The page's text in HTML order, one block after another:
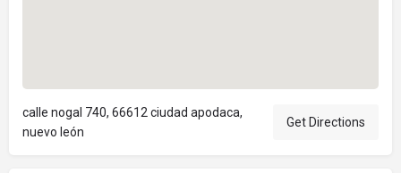
calle nogal 740, 66612 ciudad apodaca,
nuevo león
Get Directions